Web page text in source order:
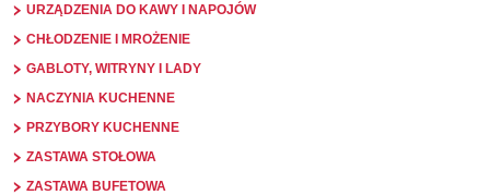
URZĄDZENIA DO KAWY I NAPOJÓW
CHŁODZENIE I MROŻENIE
GABLOTY, WITRYNY I LADY
NACZYNIA KUCHENNE
PRZYBORY KUCHENNE
ZASTAWA STOŁOWA
ZASTAWA BUFETOWA